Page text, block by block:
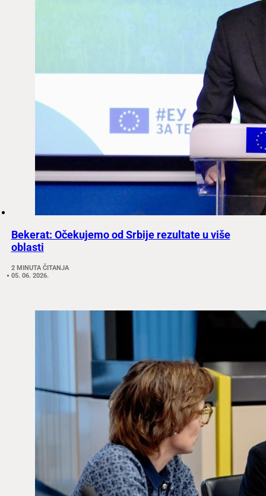
Bekerat: Očekujemo od Srbije rezultate u više
oblasti
2 MINUTA ČITANJA
05. 06. 2026.